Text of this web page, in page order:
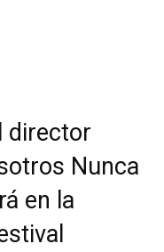
director
Nunca
en la